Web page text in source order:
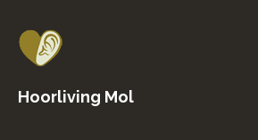
Hoorliving Mol